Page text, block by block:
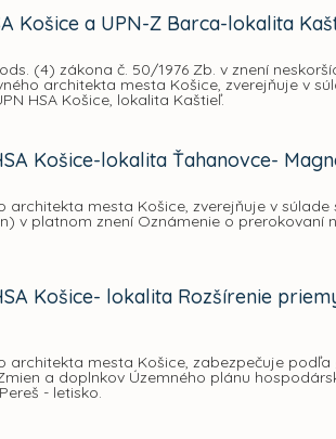
Košice a UPN-Z Barca-lokalita
(4) zákona č. 50/1976 Zb. v znení
architekta mesta Košice, zverejňuje v
HSA Košice, lokalita Kaštieľ.
Košice-lokalita Ťahanovce-
mesta Košice, zverejňuje v súlade
v platnom znení Oznámenie o prerokovaní
Košice- lokalita Rozšírenie
architekta mesta Košice, zabezpečuje podľa
a doplnkov Územného plánu
- letisko.